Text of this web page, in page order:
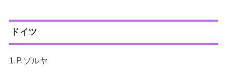
ドイツ
1.P.ゾルヤ